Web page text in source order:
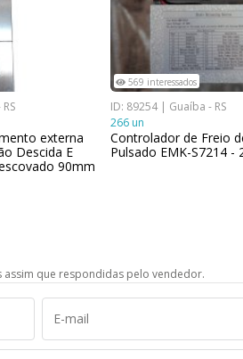
externa
Descida E
90mm
569 interessados
ID: 89254 | Guaíba - RS
266 un
Controlador de Freio
Pulsado EMK-S7214 -
que respondidas pelo vendedor.